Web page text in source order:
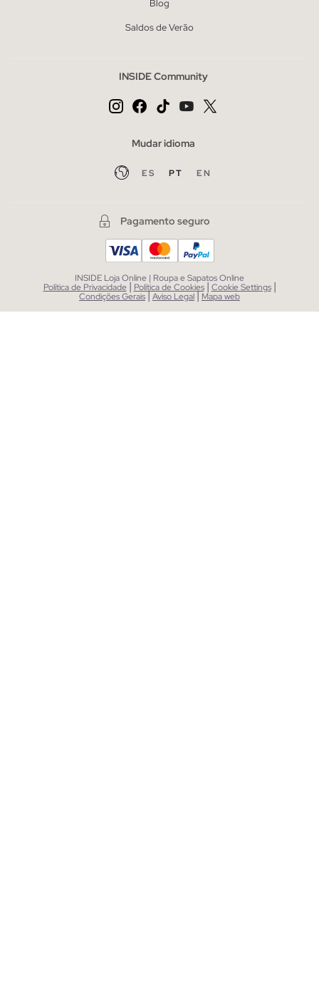
Blog
Saldos de Verão
INSIDE Community
Mudar idioma
ES PT EN
Pagamento seguro
INSIDE Loja Online | Roupa e Sapatos Online
Política de Privacidade | Política de Cookies | Cookie Settings |
Condições Gerais|Aviso Legal| Mapa web